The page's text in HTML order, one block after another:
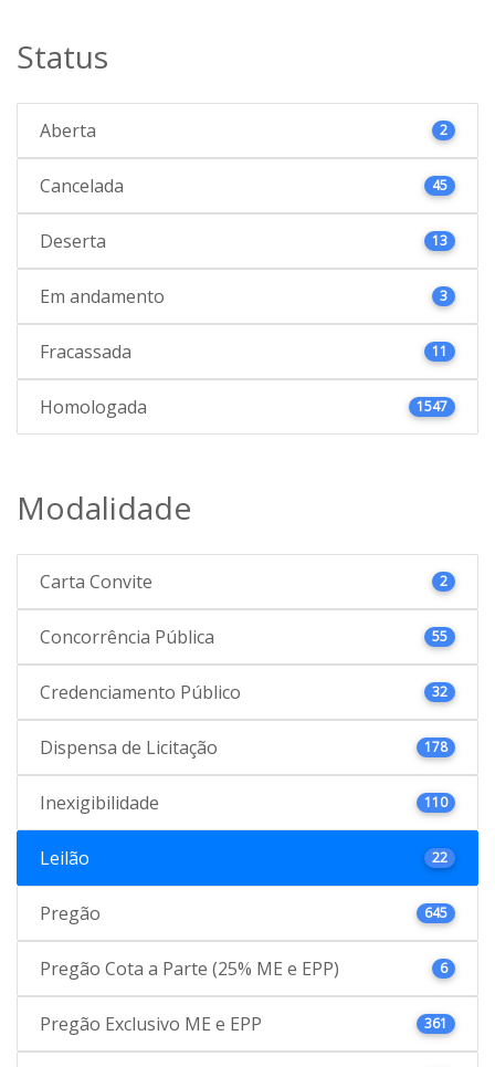
Status
Aberta 2
Cancelada 45
Deserta 13
Em andamento 3
Fracassada 11
Homologada 1547
Modalidade
Carta Convite 2
Concorrência Pública 55
Credenciamento Público 32
Dispensa de Licitação 178
Inexigibilidade 110
Leilão 22
Pregão 645
Pregão Cota a Parte (25% ME e EPP) 6
Pregão Exclusivo ME e EPP 361